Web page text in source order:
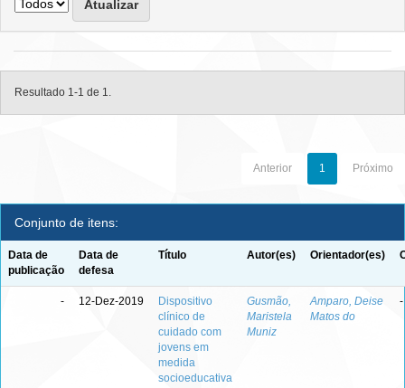
Resultado 1-1 de 1.
Anterior 1 Próximo
Conjunto de itens:
Data de
publicação
Data de
defesa
Título Autor(es) Orientador(es)
- 12-Dez-2019
Dispositivo
clínico de
cuidado com
jovens em
medida
socioeducativa
Gusmão,
Maristela
Muniz
Amparo, Deise
Matos do
-